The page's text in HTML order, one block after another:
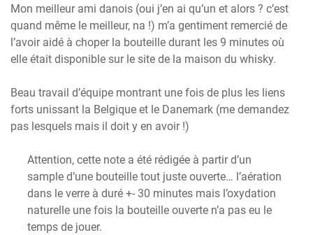
Mon meilleur ami danois (oui j’en ai qu’un et alors ? c’est
quand même le meilleur, na !) m’a gentiment remercié de
l’avoir aidé à choper la bouteille durant les 9 minutes où
elle était disponible sur le site de la maison du whisky.
Beau travail d’équipe montrant une fois de plus les liens
forts unissant la Belgique et le Danemark (me demandez
pas lesquels mais il doit y en avoir !)
Attention, cette note a été rédigée à partir d’un
sample d’une bouteille tout juste ouverte… l’aération
dans le verre à duré +- 30 minutes mais l’oxydation
naturelle une fois la bouteille ouverte n’a pas eu le
temps de jouer.